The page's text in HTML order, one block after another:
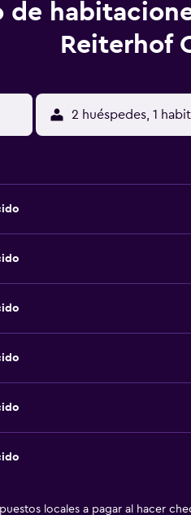
de
Reiterhof
2 huéspedes, 1
locales a pagar al hacer